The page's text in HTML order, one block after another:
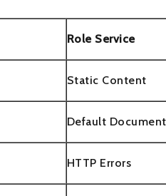
Role Service
Static Content
Default Document
HTTP Errors